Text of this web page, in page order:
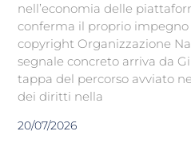
nell’economia delle
conferma il proprio impegno
copyright Organizzazione
segnale concreto arriva da
tappa del percorso avviato
dei diritti nella
20/07/2026